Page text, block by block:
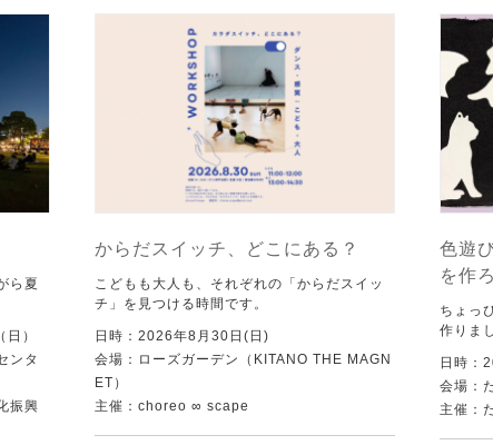
ら夏
）
ンタ
振興
からだスイッチ、どこにある？
こどもも大人も、それぞれの「からだスイッ
チ」を見つける時間です。
日時：2026年8月30日(日)
会場：ローズガーデン（KITANO THE MAGN
ET）
主催：choreo ∞ scape
色遊
を作
ちょっ
作りま
日時：
会場：
主催：